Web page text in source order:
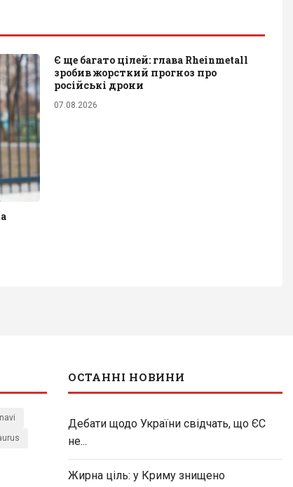
Є ще багато цілей: глава Rheinmetall
зробив жорсткий прогноз про
російські дрони
07.08.2026
navi
ОСТАННІ НОВИНИ
Дебати щодо України свідчать, що ЄС
не...
Жирна ціль: у Криму знищено